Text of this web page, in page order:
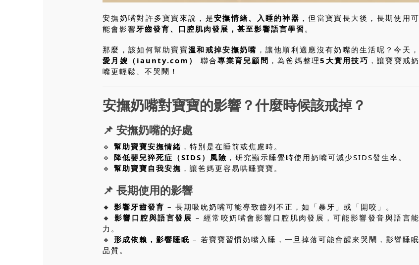
安撫奶嘴對許多寶寶來說，是安撫情緒、入睡的神器 ，但當寶寶長大後，長期使用可
能會影響牙齒發育、口腔肌肉發展，甚至影響語言學習 。
那麼，該如何幫助寶寶溫和戒掉安撫奶嘴 ，讓他順利適應沒有奶嘴的生活呢？今天，
愛月嫂（iaunty.com）
聯合專業育兒顧問 ，為爸媽整理5大實用技巧 ，讓寶寶戒奶
嘴更輕鬆、不哭鬧！
安撫奶嘴對寶寶的影響？什麼時候該戒掉？
📌 安撫奶嘴的好處
🔹 幫助寶寶安撫情緒 ，特別是在睡前或焦慮時。
🔹 降低嬰兒猝死症（SIDS）風險 ，研究顯示睡覺時使用奶嘴可減少SIDS發生率。
🔹 幫助寶寶自我安撫 ，讓爸媽更容易哄睡寶寶。
📌 長期使用的影響
🔸 影響牙齒發育 – 長期吸吮奶嘴可能導致齒列不正，如「暴牙」或「開咬」。
🔸 影響口腔與語言發展 – 經常咬奶嘴會影響口腔肌肉發展，可能影響發音與語言能
力。
🔸 形成依賴，影響睡眠 – 若寶寶習慣奶嘴入睡，一旦掉落可能會醒來哭鬧，影響睡眠
品質。